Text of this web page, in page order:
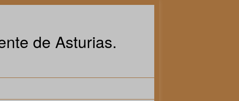
de Asturias.